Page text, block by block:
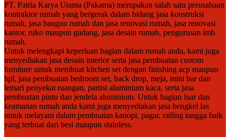
PT. Patria Karya Utama (Pakama) merupakan salah satu perusahaan
kontraktor rumah yang bergerak dalam bidang jasa konstruksi
rumah, jasa bangun rumah dan jasa renovasi rumah, jasa renovasi
kantor, ruko maupun gudang, jasa desain rumah, pengurusan imb
rumah.
Untuk melengkapi keperluan bagian dalam rumah anda, kami juga
menyediakan jasa desain interior serta jasa pembuatan custom
furniture untuk membuat kitchen set dengan finishing acp maupun
hpl, jasa pembuatan bedroom set, back drop, meja, mini bar dan
lemari penyekat ruangan, partisi aluminium kaca, serta jasa
pembuatan pintu dan jendela aluminium. Untuk bagian luar dan
keamanan rumah anda kami juga menyediakan jasa bengkel las
untuk melayani dalam pembuatan kanopi, pagar, railing tangga baik
yang terbuat dari besi maupun stainless.